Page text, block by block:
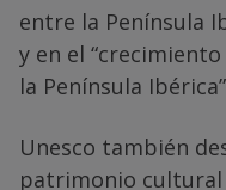
entre la Península
y en el
la Península
Unesco también
patrimonio cultural